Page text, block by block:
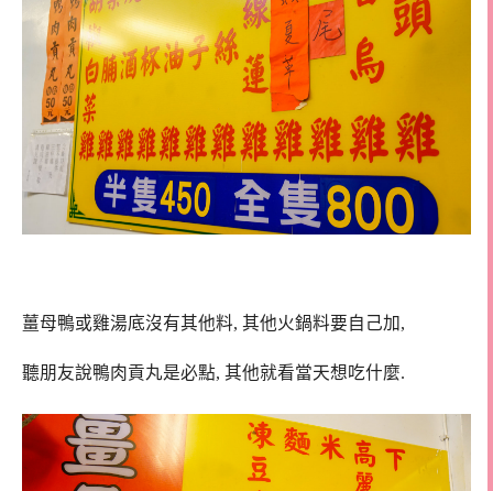
薑母鴨或雞湯底沒有其他料, 其他火鍋料要自己加,
聽朋友說鴨肉貢丸是必點, 其他就看當天想吃什麼.